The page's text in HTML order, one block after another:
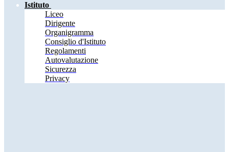
Istituto
Liceo
Dirigente
Organigramma
Consiglio d'Istituto
Regolamenti
Autovalutazione
Sicurezza
Privacy